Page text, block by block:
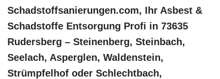
Schadstoffsanierungen.com, Ihr Asbest &
Schadstoffe Entsorgung Profi in 73635
Rudersberg – Steinenberg, Steinbach,
Seelach, Asperglen, Waldenstein,
Strümpfelhof oder Schlechtbach,